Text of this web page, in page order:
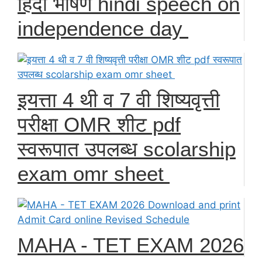
independence day
इयत्ता 4 थी व 7 वी शिष्यवृत्ती
परीक्षा OMR शीट pdf
स्वरूपात उपलब्ध scolarship
exam omr sheet
MAHA - TET EXAM 2026